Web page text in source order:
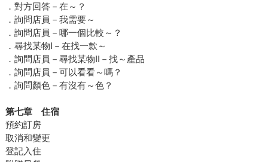
．對方回答－在～？
．詢問店員－我需要～
．詢問店員－哪一個比較～？
．尋找某物I－在找一款～
．詢問店員－尋找某物II－找～產品
．詢問店員－可以看看～嗎？
．詢問顏色－有沒有～色？
第七章 住宿
預約訂房
取消和變更
登記入住